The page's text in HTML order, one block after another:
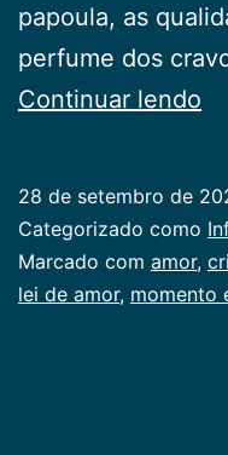
papoula, as
perfume dos
Continuar lendo
28 de setembro de
Categorizado como
Marcado com amor,
lei de amor, momento